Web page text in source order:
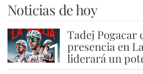
Noticias de hoy
1
Tadej Pogacar
presencia en
liderará un